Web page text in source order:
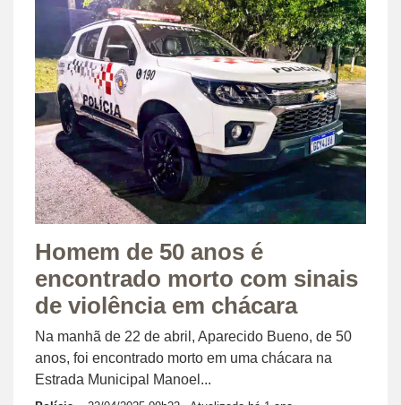
Homem de 50 anos é
encontrado morto com sinais
de violência em chácara
Na manhã de 22 de abril, Aparecido Bueno, de 50
anos, foi encontrado morto em uma chácara na
Estrada Municipal Manoel...